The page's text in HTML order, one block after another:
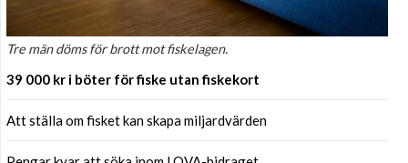
Tre män döms för brott mot fiskelagen.
39 000 kr i böter för fiske utan fiskekort
Att ställa om fisket kan skapa miljardvärden